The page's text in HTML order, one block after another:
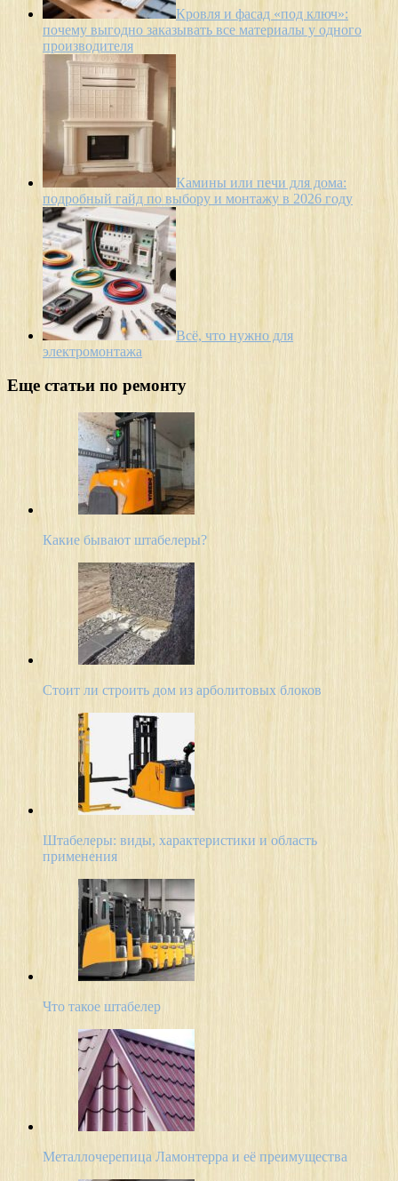
Кровля и фасад «под ключ»:
почему выгодно заказывать все материалы у одного
производителя
Камины или печи для дома:
подробный гайд по выбору и монтажу в 2026 году
Всё, что нужно для
электромонтажа
Еще статьи по ремонту
Какие бывают штабелеры?
Стоит ли строить дом из арболитовых блоков
Штабелеры: виды, характеристики и область
применения
Что такое штабелер
Металлочерепица Ламонтерра и её преимущества